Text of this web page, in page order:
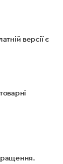
версії є